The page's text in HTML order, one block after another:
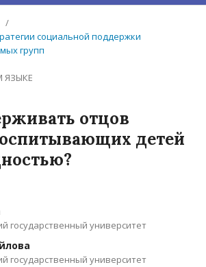
/
социальной поддержки
групп
ЯЗЫКЕ
отцов
детей
государственный университет
государственный университет